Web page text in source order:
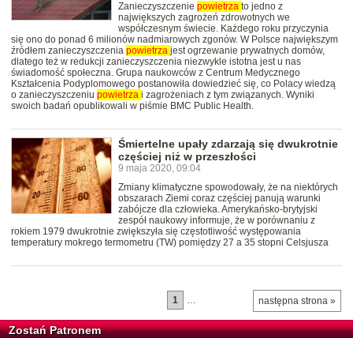
Zanieczyszczenie powietrza to jedno z
największych zagrożeń zdrowotnych we
współczesnym świecie. Każdego roku przyczynia
się ono do ponad 6 milionów nadmiarowych zgonów. W Polsce największym
źródłem zanieczyszczenia powietrza jest ogrzewanie prywatnych domów,
dlatego też w redukcji zanieczyszczenia niezwykle istotna jest u nas
świadomość społeczna. Grupa naukowców z Centrum Medycznego
Kształcenia Podyplomowego postanowiła dowiedzieć się, co Polacy wiedzą
o zanieczyszczeniu powietrza i zagrożeniach z tym związanych. Wyniki
swoich badań opublikowali w piśmie BMC Public Health.
Śmiertelne upały zdarzają się dwukrotnie
częściej niż w przeszłości
9 maja 2020, 09:04
Zmiany klimatyczne spowodowały, że na niektórych
obszarach Ziemi coraz częściej panują warunki
zabójcze dla człowieka. Amerykańsko-brytyjski
zespół naukowy informuje, że w porównaniu z
rokiem 1979 dwukrotnie zwiększyła się częstotliwość występowania
temperatury mokrego termometru (TW) pomiędzy 27 a 35 stopni Celsjusza
następna strona »
1 …
Zostań Patronem